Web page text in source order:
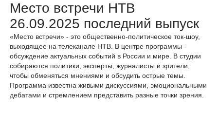
Место встречи НТВ
26.09.2025 последний выпуск
«Место встречи» - это общественно-политическое ток-шоу,
выходящее на телеканале НТВ. В центре программы -
обсуждение актуальных событий в России и мире. В студии
собираются политики, эксперты, журналисты и зрители,
чтобы обменяться мнениями и обсудить острые темы.
Программа известна живыми дискуссиями, эмоциональными
дебатами и стремлением представить разные точки зрения.